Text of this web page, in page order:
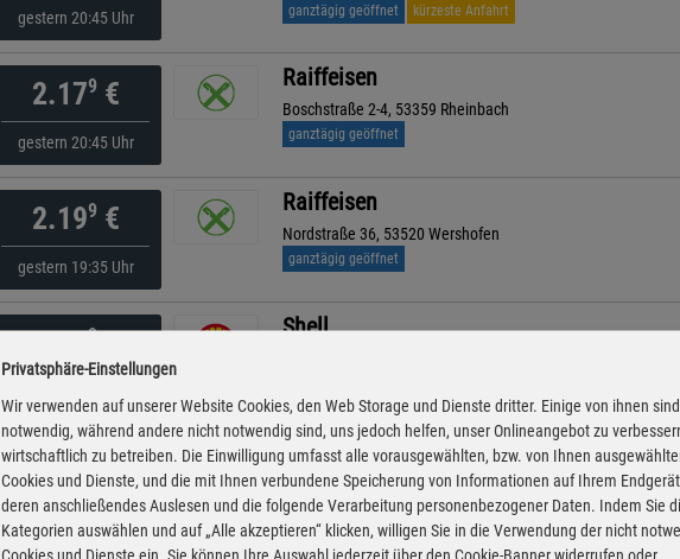
gestern 20:45 Uhr ganztägig geöffnet kürzeste Anfahrt
2.179€
gestern 20:45 Uhr
Raiffeisen
Boschstraße 2-4, 53359 Rheinbach
ganztägig geöffnet
2.199€
gestern 19:35 Uhr
Raiffeisen
Nordstraße 36, 53520 Wershofen
ganztägig geöffnet
2.199€ Shell
2.199€
gestern 18:55 Uhr
Shell
Am Wachtbergring 2, 53343 Wachtberg
ganztägig geöffnet
Privatsphäre-Einstellungen
Wir verwenden auf unserer Website Cookies, den Web Storage und Dienste dritter. Einige von ihnen sind
notwendig, während andere nicht notwendig sind, uns jedoch helfen, unser Onlineangebot zu
wirtschaftlich zu betreiben. Die Einwilligung umfasst alle vorausgewählten, bzw. von Ihnen
Cookies und Dienste, und die mit Ihnen verbundene Speicherung von Informationen auf Ihrem
deren anschließendes Auslesen und die folgende Verarbeitung personenbezogener Daten. Indem Sie
Kategorien auswählen und auf „Alle akzeptieren“ klicken, willigen Sie in die Verwendung der nicht
Cookies und Dienste ein. Sie können Ihre Auswahl jederzeit über den Cookie-Banner widerrufen oder